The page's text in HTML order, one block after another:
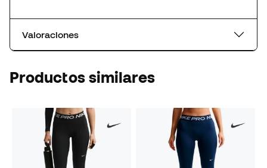
Valoraciones
Productos similares